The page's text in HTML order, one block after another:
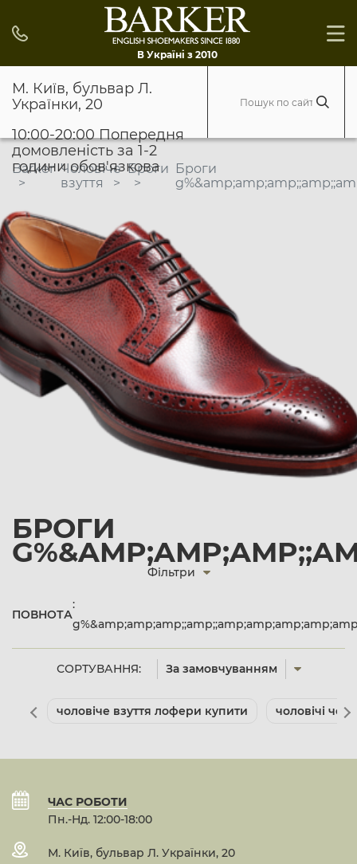
В Україні з 2010
М. Київ, бульвар Л.
Українки, 20
10:00-20:00 Попередня
домовленість за 1-2
години обов'язкова
Barker Чоловіче
взуття
Броги Броги
БРОГИ
СОРТУВАННЯ: За замовчуванням
Фільтри
ПОВНОТА
:
чоловіче взуття лофери купити чоловічі
ЧАС РОБОТИ
Пн.-Нд. 12:00-18:00
М. Київ, бульвар Л. Українки, 20